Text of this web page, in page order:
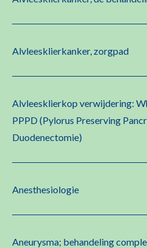
Alvleesklierkanker, zorgpad
Alvleesklierkop verwijdering:
PPPD (Pylorus Preserving
Duodenectomie)
Anesthesiologie
Aneurysma; behandeling